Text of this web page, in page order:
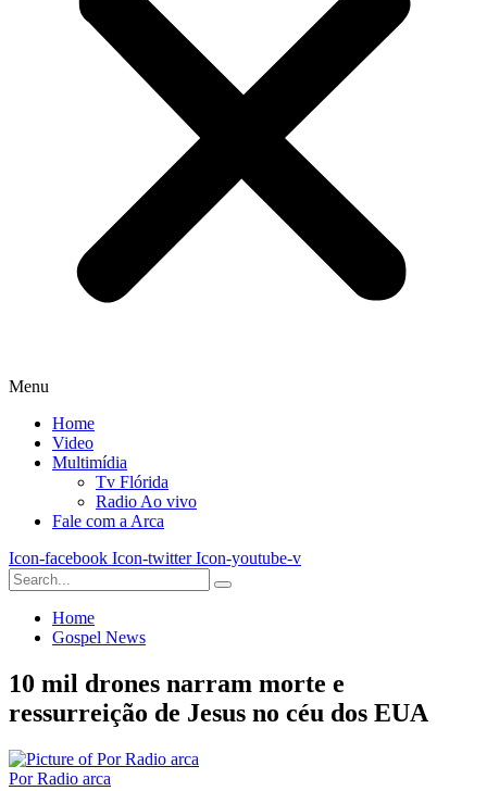
Menu
Home
Video
Multimídia
Tv Flórida
Radio Ao vivo
Fale com a Arca
Icon-facebook Icon-twitter Icon-youtube-v
Home
Gospel News
10 mil drones narram morte e
ressurreição de Jesus no céu dos EUA
Por Radio arca